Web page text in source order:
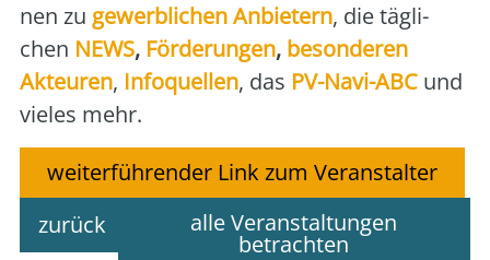
nen zu gewerb­li­chen Anbie­tern, die täg­li­
chen NEWS, För­de­run­gen, beson­de­ren
Akteu­ren, Info­quel­len, das PV-Navi-ABC und
vie­les mehr.
weiterführender Link zum Veranstalter
zurück
alle Veranstaltungen
betrachten